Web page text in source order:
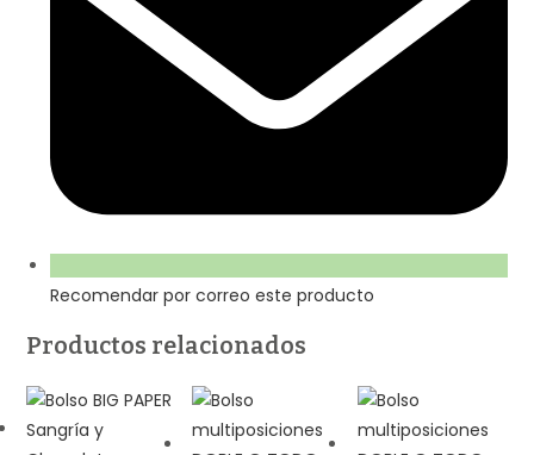
Recomendar por correo este producto
Productos relacionados